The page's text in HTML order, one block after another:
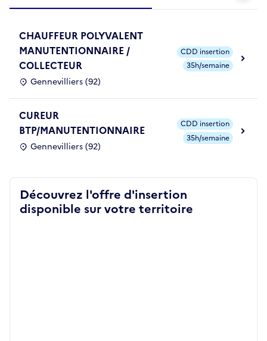
CHAUFFEUR POLYVALENT
MANUTENTIONNAIRE /
COLLECTEUR
Gennevilliers (92)
CDD insertion
35h/semaine
CUREUR
BTP/MANUTENTIONNAIRE
Gennevilliers (92)
CDD insertion
35h/semaine
Découvrez l'offre d'insertion
disponible sur votre territoire